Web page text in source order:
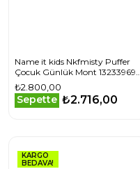
Name it kids Nkfmisty Puffer
Çocuk Günlük Mont 13233969-
SILVER Gri
₺2.800,00
Sepette ₺2.716,00
KARGO
BEDAVA!